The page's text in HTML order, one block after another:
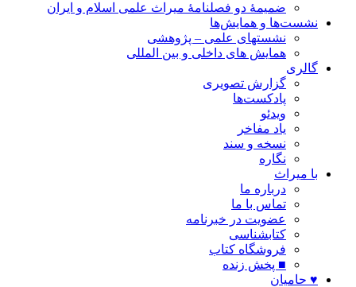
ضمیمۀ دو فصلنامۀ میراث علمی اسلام و ایران
نشست‌ها و همایش‌ها
نشستهای علمی – پژوهشی
همایش های داخلی و بین المللی
گالری
گزارش تصویری
پادکست‌ها
ویدئو
یاد مفاخر
نسخه و سند
نگاره
با میراث
درباره ما
تماس با ما
عضویت در خبرنامه
کتابشناسی
فروشگاه کتاب
■ پخش زنده
♥ حامیان